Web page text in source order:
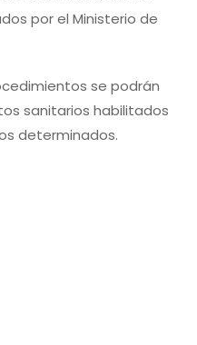
por el Ministerio de
se podrán
sanitarios habilitados
determinados.